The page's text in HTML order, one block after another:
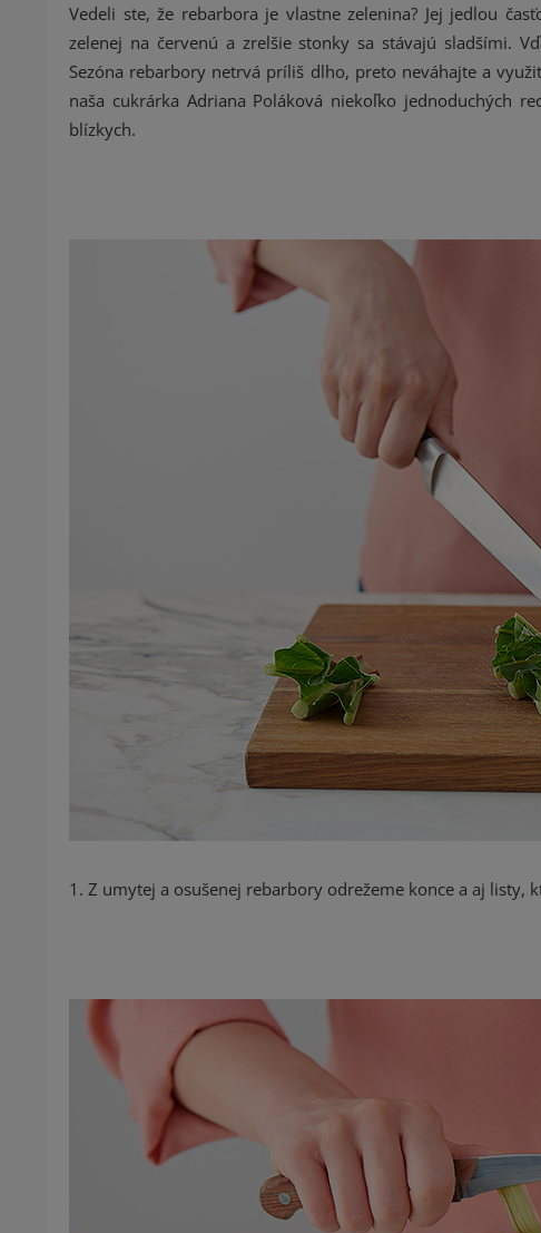
Vedeli ste, že rebarbora je vlastne zelenina? Jej jedlou
zelenej na červenú a zrelšie stonky sa stávajú sladšími.
Sezóna rebarbory netrvá príliš dlho, preto neváhajte a
naša cukrárka Adriana Poláková niekoľko jednoduchých
blízkych.
1. Z umytej a osušenej rebarbory odrežeme konce a aj listy,